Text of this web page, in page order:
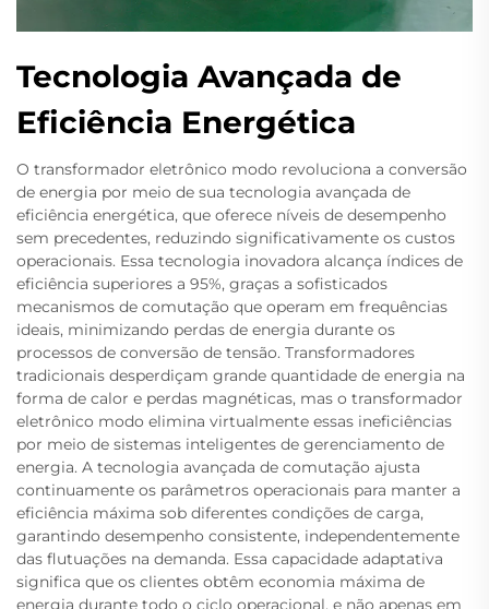
Tecnologia Avançada de
Eficiência Energética
O transformador eletrônico modo revoluciona a conversão
de energia por meio de sua tecnologia avançada de
eficiência energética, que oferece níveis de desempenho
sem precedentes, reduzindo significativamente os custos
operacionais. Essa tecnologia inovadora alcança índices de
eficiência superiores a 95%, graças a sofisticados
mecanismos de comutação que operam em frequências
ideais, minimizando perdas de energia durante os
processos de conversão de tensão. Transformadores
tradicionais desperdiçam grande quantidade de energia na
forma de calor e perdas magnéticas, mas o transformador
eletrônico modo elimina virtualmente essas ineficiências
por meio de sistemas inteligentes de gerenciamento de
energia. A tecnologia avançada de comutação ajusta
continuamente os parâmetros operacionais para manter a
eficiência máxima sob diferentes condições de carga,
garantindo desempenho consistente, independentemente
das flutuações na demanda. Essa capacidade adaptativa
significa que os clientes obtêm economia máxima de
energia durante todo o ciclo operacional, e não apenas em